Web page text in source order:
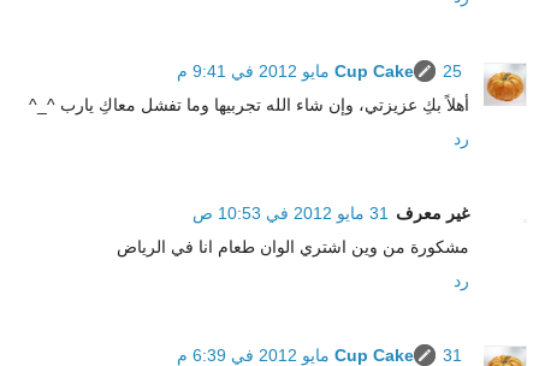
Cup Cake
25 مايو 2012 في 9:41 م
أهلاً بكِ عزيزتي، وإن شاء الله تجربيها وما تفشل معاكِ يارب ^_^
رد
غير معرف
31 مايو 2012 في 10:53 ص
مشكورة من وين اشتري الوان طعام انا في الرياض
رد
Cup Cake
31 مايو 2012 في 6:39 م